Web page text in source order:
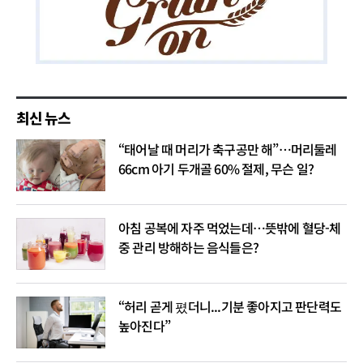
최신 뉴스
“태어날 때 머리가 축구공만 해”…머리둘레
66cm 아기 두개골 60% 절제, 무슨 일?
아침 공복에 자주 먹었는데…뜻밖에 혈당-체
중 관리 방해하는 음식들은?
“허리 곧게 폈더니...기분 좋아지고 판단력도
높아진다”